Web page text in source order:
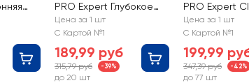
PRO Expert Глубокое
очищение
Цена за 1 шт
С Картой №1
189,99 руб
315,79 руб -39%
до 20 шт
PRO Expert
Глубокое
Цена за 1 шт
С Картой №1
199,99
347,39 руб -42%
до 77 шт